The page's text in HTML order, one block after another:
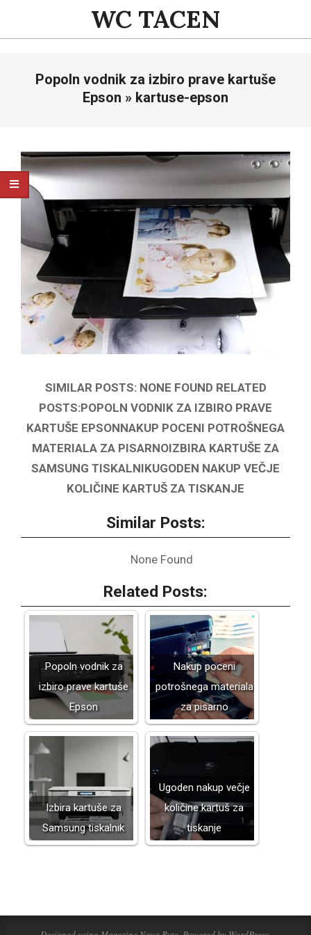
content
WC TACEN
NavigationPopoln vodnik za izbiro prave kartuše
Epson » kartuse-epson
SIMILAR POSTS: NONE FOUND RELATED
POSTS:POPOLN VODNIK ZA IZBIRO PRAVE
KARTUŠE EPSONNAKUP POCENI POTROŠNEGA
MATERIALA ZA PISARNOIZBIRA KARTUŠE ZA
SAMSUNG TISKALNIKUGODEN NAKUP VEČJE
KOLIČINE KARTUŠ ZA TISKANJE
Similar Posts:
None Found
Related Posts:
Popoln vodnik za
izbiro prave kartuše
Epson
Nakup poceni
potrošnega materiala
za pisarno
Izbira kartuše za
Samsung tiskalnik
Ugoden nakup večje
količine kartuš za
tiskanje